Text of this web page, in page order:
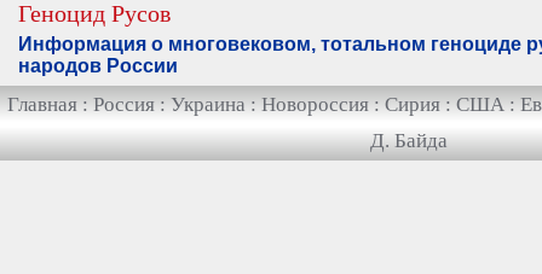
Геноцид Русов
Информация о многовековом, тотальном геноциде
народов России
Главная : Россия : Украина : Новороссия : Сирия : США :
Д. Байда